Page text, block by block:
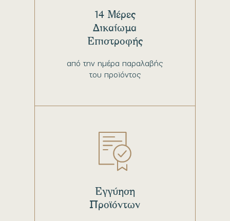
από την ημέρα παραλαβής
του προϊόντος
14 Μέρες
Δικαίωμα
Επιστροφής
Εγγύηση
Προϊόντων